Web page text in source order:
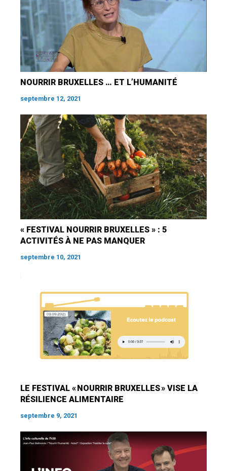
NOURRIR BRUXELLES … ET L’HUMANITÉ
septembre 12, 2021
« FESTIVAL NOURRIR BRUXELLES » : 5
ACTIVITÉS À NE PAS MANQUER
septembre 10, 2021
LE FESTIVAL « NOURRIR BRUXELLES » VISE LA
RÉSILIENCE ALIMENTAIRE
septembre 9, 2021